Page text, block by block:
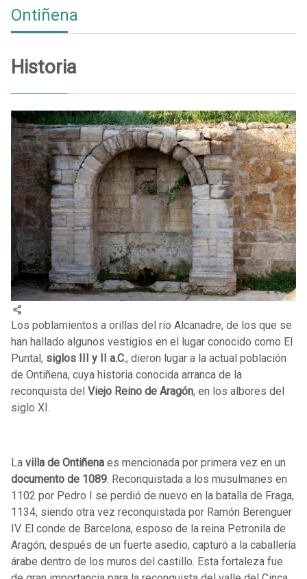
Ontiñena
Historia
Los poblamientos a orillas del río Alcanadre, de los que se
han hallado algunos vestigios en el lugar conocido como El
Puntal, siglos III y II a.C., dieron lugar a la actual población
de Ontiñena, cuya historia conocida arranca de la
reconquista del Viejo Reino de Aragón, en los albores del
siglo XI.
La villa de Ontiñena es mencionada por primera vez en un
documento de 1089. Reconquistada a los musulmanes en
1102 por Pedro I se perdió de nuevo en la batalla de Fraga,
1134, siendo otra vez reconquistada por Ramón Berenguer
IV. El conde de Barcelona, esposo de la reina Petronila de
Aragón, después de un fuerte asedio, capturó a la caballería
árabe dentro de los muros del castillo. Esta fortaleza fue